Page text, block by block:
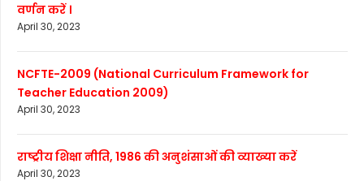
वर्णन करें ।
April 30, 2023
NCFTE-2009 (National Curriculum Framework for
Teacher Education 2009)
April 30, 2023
राष्ट्रीय शिक्षा नीति, 1986 की अनुशंसाओं की व्याख्या करें
April 30, 2023